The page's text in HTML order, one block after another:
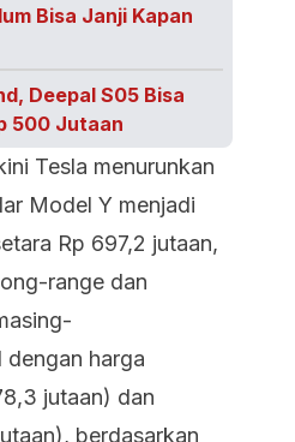
Bisa Janji Kapan
Deepal S05 Bisa
500 Jutaan
Tesla menurunkan
Model Y menjadi
Rp 697,2 jutaan,
range dan
dengan harga
jutaan) dan
berdasarkan